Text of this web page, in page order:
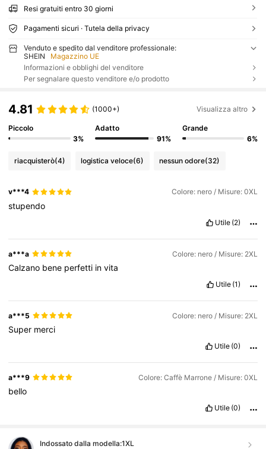
Resi gratuiti entro 30 giorni
Pagamenti sicuri · Tutela della privacy
Venduto e spedito dal venditore professionale:
SHEIN
Magazzino UE
Informazioni e obblighi del venditore
Per segnalare questo venditore e/o prodotto
4.81 (1000+) Visualizza altro
Piccolo
3%
Adatto
91%
Grande
6%
riacquisterò(4) logistica veloce(6) nessun odore(32)
v***4 Colore: nero / Misure: 0XL
stupendo
Utile (2)
a***a Colore: nero / Misure: 2XL
Calzano bene perfetti invita
Utile (1)
a***5 Colore: nero / Misure: 2XL
Super merci
Utile (0)
a***9 Colore: Caffè Marrone / Misure: 0XL
bello
Utile (0)
Indossato dalla modella:1XL